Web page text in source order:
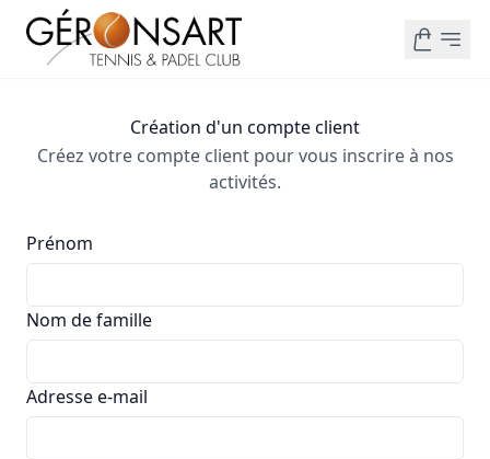
Création d'un compte client
Créez votre compte client pour vous inscrire à nos
activités.
Prénom
Nom de famille
Adresse e-mail